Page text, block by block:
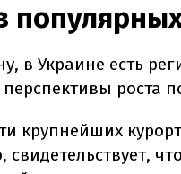
в Украине есть
перспективы роста
крупнейших